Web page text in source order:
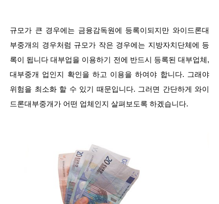
규모가 큰 경우에는 금융감독원에 등록이되지만 와이드론대
부중개의 경우처럼 규모가 작은 경우에는 지방자치단체에 등
록이 됩니다 대부업을 이용하기 전에 반드시 등록된 대부업체,
대부중개 업인지 확인을 하고 이용을 하여야 합니다. 그래야
위험을 최소화 할 수 있기 때문입니다. 그러면 간단하게 와이
드론대부중개가 어떤 업체인지 살펴보도록 하겠습니다.